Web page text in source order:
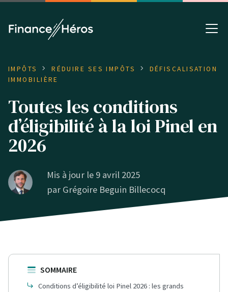
IMPÔTS RÉDUIRE SES IMPÔTS
DÉFISCALISATION
IMMOBILIÈRE
Toutes les conditions
d’éligibilité à la loi Pinel en
2026
Mis à jour le 9 avril 2025
par Grégoire Beguin Billecocq
SOMMAIRE
Conditions d’éligibilité loi Pinel 2026 : les grands